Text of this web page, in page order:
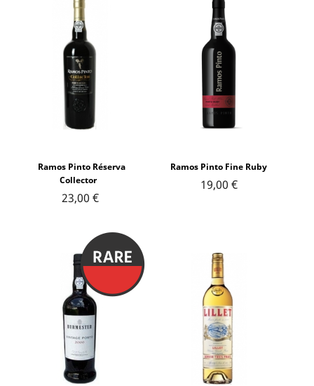
Ramos Pinto Réserva
Collector
23,00 €
Ramos Pinto Fine Ruby
19,00 €